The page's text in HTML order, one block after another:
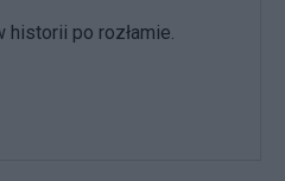
historii po rozłamie.